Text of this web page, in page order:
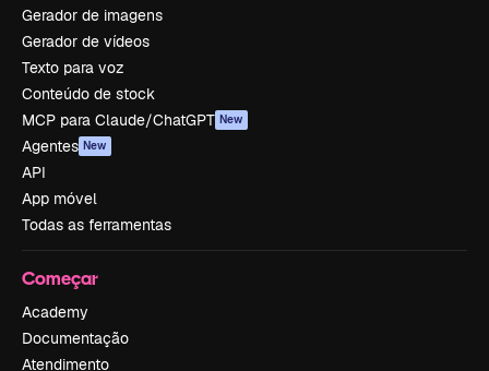
Gerador de imagens
Gerador de vídeos
Texto para voz
Conteúdo de stock
MCP para Claude/ChatGPT New
Agentes New
API
App móvel
Todas as ferramentas
Começar
Academy
Documentação
Atendimento